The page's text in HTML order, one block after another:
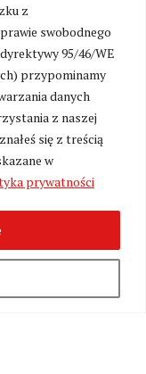
z
swobodnego
95/46/WE
przypominamy
danych
z naszej
się z treścią
w
prywatności
oraz walką
Już
w nowej,
dostępną
i
redakcji.